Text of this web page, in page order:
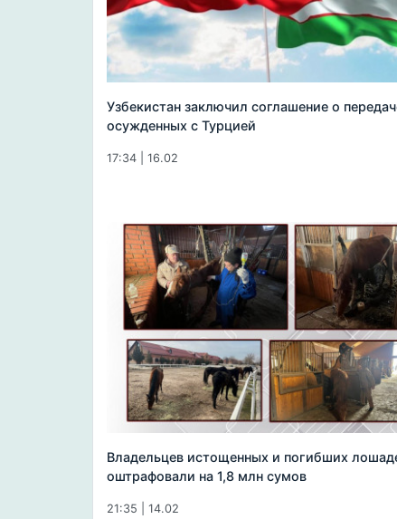
Узбекистан заключил соглашение о
осужденных с Турцией
17:34 | 16.02
Владельцев истощенных и погибших
оштрафовали на 1,8 млн сумов
21:35 | 14.02